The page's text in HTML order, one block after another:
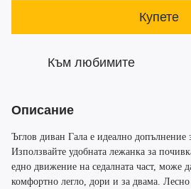
Купете
Към любимите
Описание
Ъглов диван Гала е идеално допълнение
Използвайте удобната лежанка за
едно движение на седалната част, може
комфортно легло, дори и за двама.